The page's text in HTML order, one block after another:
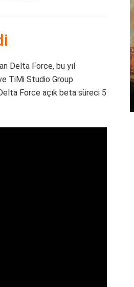
Delta Force, bu yıl
TiMi Studio Group
Force açık beta süreci 5